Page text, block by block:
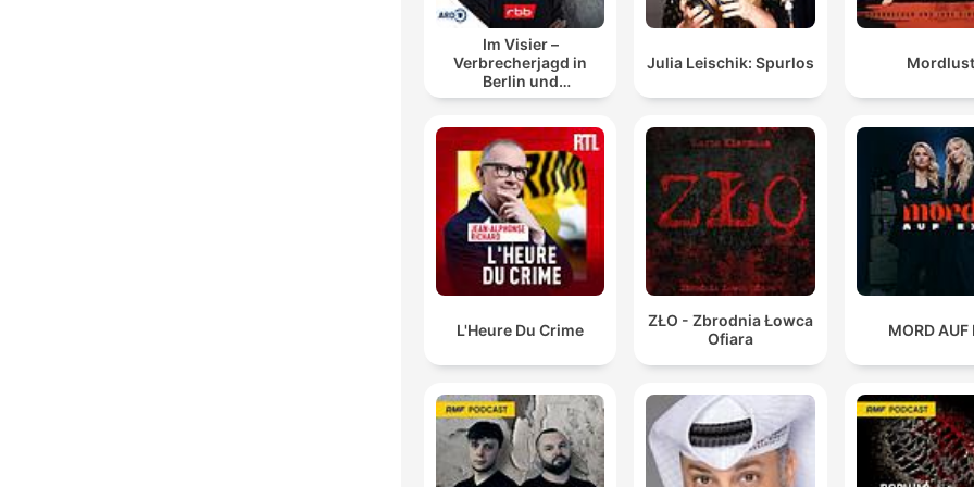
Im Visier –
Verbrecherjagd in
Berlin und
Brandenburg
Julia Leischik: Spurlos Mordlust
L'Heure Du Crime
ZŁO - Zbrodnia Łowca
Ofiara
MORD AUF